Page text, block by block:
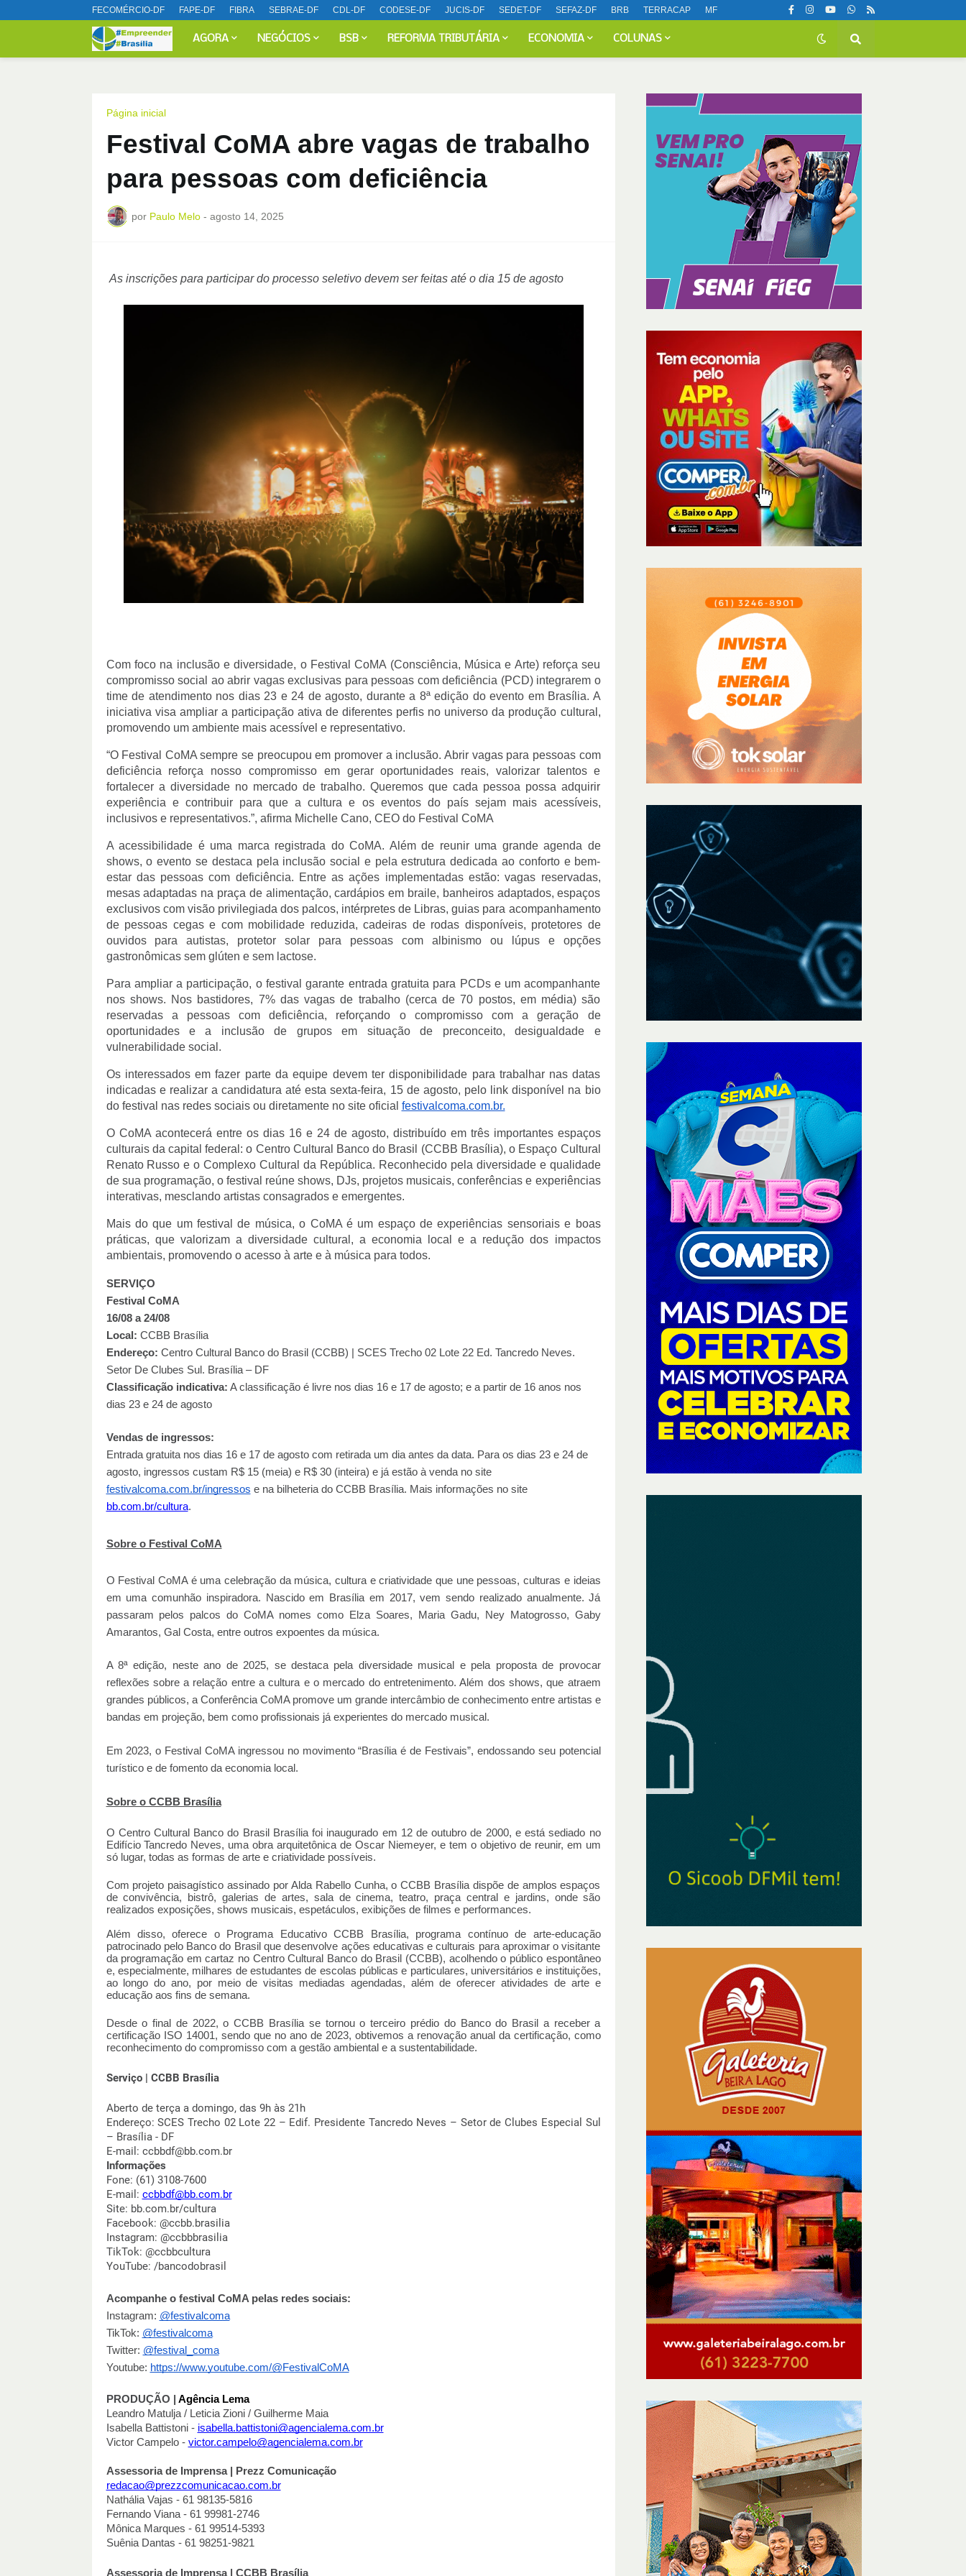
FECOMÉRCIO-DF FAPE-DF FIBRA SEBRAE-DF CDL-DF CODESE-DF JUCIS-DF SEDET-DF SEFAZ-DF BRB TERRACAP MF
AGORA NEGÓCIOS BSB REFORMA TRIBUTÁRIA ECONOMIA COLUNAS
Página inicial
Festival CoMA abre vagas de trabalho
para pessoas com deficiência
por Paulo Melo - agosto 14, 2025
As inscrições para participar do processo seletivo devem ser feitas até o dia 15 de agosto
Com foco na inclusão e diversidade, o Festival CoMA (Consciência, Música e Arte) reforça seu
compromisso social ao abrir vagas exclusivas para pessoas com deficiência (PCD) integrarem o
time de atendimento nos dias 23 e 24 de agosto, durante a 8ª edição do evento em Brasília. A
iniciativa visa ampliar a participação ativa de diferentes perfis no universo da produção cultural,
promovendo um ambiente mais acessível e representativo.
“O Festival CoMA sempre se preocupou em promover a inclusão. Abrir vagas para pessoas com
deficiência reforça nosso compromisso em gerar oportunidades reais, valorizar talentos e
fortalecer a diversidade no mercado de trabalho. Queremos que cada pessoa possa adquirir
experiência e contribuir para que a cultura e os eventos do país sejam mais acessíveis,
inclusivos e representativos.”, afirma Michelle Cano, CEO do Festival CoMA
A acessibilidade é uma marca registrada do CoMA. Além de reunir uma grande agenda de
shows, o evento se destaca pela inclusão social e pela estrutura dedicada ao conforto e bem-
estar das pessoas com deficiência. Entre as ações implementadas estão: vagas reservadas,
mesas adaptadas na praça de alimentação, cardápios em braile, banheiros adaptados, espaços
exclusivos com visão privilegiada dos palcos, intérpretes de Libras, guias para acompanhamento
de pessoas cegas e com mobilidade reduzida, cadeiras de rodas disponíveis, protetores de
ouvidos para autistas, protetor solar para pessoas com albinismo ou lúpus e opções
gastronômicas sem glúten e sem lactose.
Para ampliar a participação, o festival garante entrada gratuita para PCDs e um acompanhante
nos shows. Nos bastidores, 7% das vagas de trabalho (cerca de 70 postos, em média) são
reservadas a pessoas com deficiência, reforçando o compromisso com a geração de
oportunidades e a inclusão de grupos em situação de preconceito, desigualdade e
vulnerabilidade social.
Os interessados em fazer parte da equipe devem ter disponibilidade para trabalhar nas datas
indicadas e realizar a candidatura até esta sexta-feira, 15 de agosto, pelo link disponível na bio
do festival nas redes sociais ou diretamente no site oficial festivalcoma.com.br.
O CoMA acontecerá entre os dias 16 e 24 de agosto, distribuído em três importantes espaços
culturais da capital federal: o Centro Cultural Banco do Brasil (CCBB Brasília), o Espaço Cultural
Renato Russo e o Complexo Cultural da República. Reconhecido pela diversidade e qualidade
de sua programação, o festival reúne shows, DJs, projetos musicais, conferências e experiências
interativas, mesclando artistas consagrados e emergentes.
Mais do que um festival de música, o CoMA é um espaço de experiências sensoriais e boas
práticas, que valorizam a diversidade cultural, a economia local e a redução dos impactos
ambientais, promovendo o acesso à arte e à música para todos.
SERVIÇO
Festival CoMA
16/08 a 24/08
Local: CCBB Brasília
Endereço: Centro Cultural Banco do Brasil (CCBB) | SCES Trecho 02 Lote 22 Ed. Tancredo Neves.
Setor De Clubes Sul. Brasília – DF
Classificação indicativa: A classificação é livre nos dias 16 e 17 de agosto; e a partir de 16 anos nos
dias 23 e 24 de agosto
Vendas de ingressos:
Entrada gratuita nos dias 16 e 17 de agosto com retirada um dia antes da data. Para os dias 23 e 24 de
agosto, ingressos custam R$ 15 (meia) e R$ 30 (inteira) e já estão à venda no site
festivalcoma.com.br/ingressos e na bilheteria do CCBB Brasília. Mais informações no site
bb.com.br/cultura.
Sobre o Festival CoMA
O Festival CoMA é uma celebração da música, cultura e criatividade que une pessoas, culturas e ideias
em uma comunhão inspiradora. Nascido em Brasília em 2017, vem sendo realizado anualmente. Já
passaram pelos palcos do CoMA nomes como Elza Soares, Maria Gadu, Ney Matogrosso, Gaby
Amarantos, Gal Costa, entre outros expoentes da música.
A 8ª edição, neste ano de 2025, se destaca pela diversidade musical e pela proposta de provocar
reflexões sobre a relação entre a cultura e o mercado do entretenimento. Além dos shows, que atraem
grandes públicos, a Conferência CoMA promove um grande intercâmbio de conhecimento entre artistas e
bandas em projeção, bem como profissionais já experientes do mercado musical.
Em 2023, o Festival CoMA ingressou no movimento “Brasília é de Festivais”, endossando seu potencial
turístico e de fomento da economia local.
Sobre o CCBB Brasília
O Centro Cultural Banco do Brasil Brasília foi inaugurado em 12 de outubro de 2000, e está sediado no
Edifício Tancredo Neves, uma obra arquitetônica de Oscar Niemeyer, e tem o objetivo de reunir, em um
só lugar, todas as formas de arte e criatividade possíveis.
Com projeto paisagístico assinado por Alda Rabello Cunha, o CCBB Brasília dispõe de amplos espaços
de convivência, bistrô, galerias de artes, sala de cinema, teatro, praça central e jardins, onde são
realizados exposições, shows musicais, espetáculos, exibições de filmes e performances.
Além disso, oferece o Programa Educativo CCBB Brasília, programa contínuo de arte-educação
patrocinado pelo Banco do Brasil que desenvolve ações educativas e culturais para aproximar o visitante
da programação em cartaz no Centro Cultural Banco do Brasil (CCBB), acolhendo o público espontâneo
e, especialmente, milhares de estudantes de escolas públicas e particulares, universitários e instituições,
ao longo do ano, por meio de visitas mediadas agendadas, além de oferecer atividades de arte e
educação aos fins de semana.
Desde o final de 2022, o CCBB Brasília se tornou o terceiro prédio do Banco do Brasil a receber a
certificação ISO 14001, sendo que no ano de 2023, obtivemos a renovação anual da certificação, como
reconhecimento do compromisso com a gestão ambiental e a sustentabilidade.
Serviço | CCBB Brasília
Aberto de terça a domingo, das 9h às 21h
Endereço: SCES Trecho 02 Lote 22 – Edif. Presidente Tancredo Neves – Setor de Clubes Especial Sul
– Brasília - DF
E-mail: ccbbdf@bb.com.br
Informações
Fone: (61) 3108-7600
E-mail: ccbbdf@bb.com.br
Site: bb.com.br/cultura
Facebook: @ccbb.brasilia
Instagram: @ccbbbrasilia
TikTok: @ccbbcultura
YouTube: /bancodobrasil
Acompanhe o festival CoMA pelas redes sociais:
Instagram: @festivalcoma
TikTok: @festivalcoma
Twitter: @festival_coma
Youtube: https://www.youtube.com/@FestivalCoMA
PRODUÇÃO | Agência Lema
Leandro Matulja / Leticia Zioni / Guilherme Maia
Isabella Battistoni - isabella.battistoni@agencialema.com.br
Victor Campelo - victor.campelo@agencialema.com.br
Assessoria de Imprensa | Prezz Comunicação
redacao@prezzcomunicacao.com.br
Nathália Vajas - 61 98135-5816
Fernando Viana - 61 99981-2746
Mônica Marques - 61 99514-5393
Suênia Dantas - 61 98251-9821
Assessoria de Imprensa | CCBB Brasília